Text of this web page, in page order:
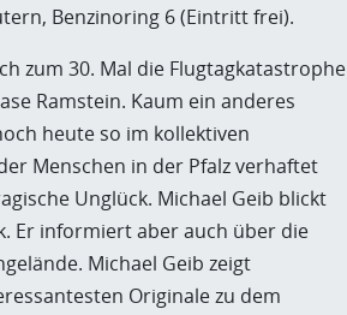
Benzinoring 6 (Eintritt frei).
zum 30. Mal die Flugtagkatastrophe
Ramstein. Kaum ein anderes
heute so im kollektiven
Menschen in der Pfalz verhaftet
Unglück. Michael Geib blickt
Er informiert aber auch über die
Michael Geib zeigt
Originale zu dem